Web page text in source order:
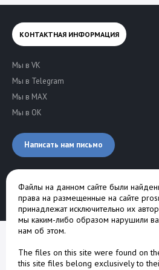
КОНТАКТНАЯ ИНФОРМАЦИЯ
Мы в VK
Мы в Telegram
Мы в MAX
Мы в OK
Написать нам письмо
Файлы на данном сайте были
права на размещенные на сайте
принадлежат исключительно их
мы каким-либо образом нарушили
нам об этом.
The files on this site were found on
this site files belong exclusively to